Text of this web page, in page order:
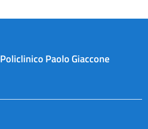
Policlinico Paolo Giaccone